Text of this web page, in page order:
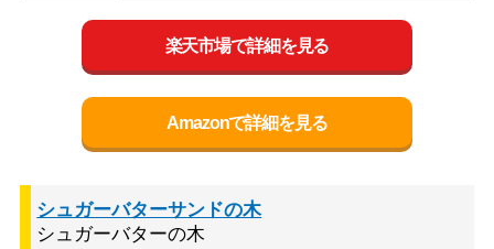
楽天市場で詳細を見る
Amazonで詳細を見る
シュガーバターサンドの木
シュガーバターの木